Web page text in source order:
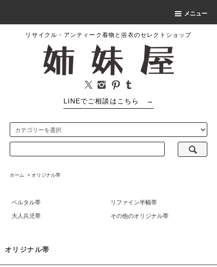
メニュー
リサイクル・アンティーク着物と浴衣のセレクトショップ
LINEでご相談はこちら →
ホーム > オリジナル帯
ベルタル帯
リファイン半幅帯
大人兵児帯
その他のオリジナル帯
オリジナル帯